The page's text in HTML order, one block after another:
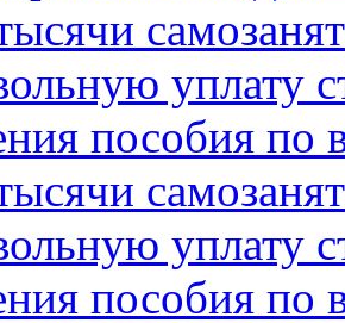
уплату
пособия по
уплату
пособия по